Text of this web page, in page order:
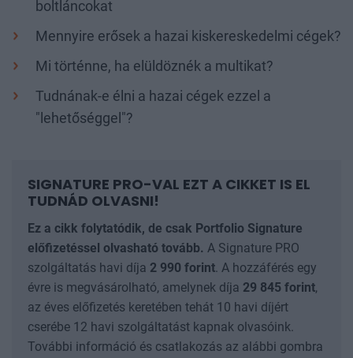
boltláncokat
Mennyire erősek a hazai kiskereskedelmi cégek?
Mi történne, ha elüldöznék a multikat?
Tudnának-e élni a hazai cégek ezzel a
"lehetőséggel"?
SIGNATURE PRO-VAL EZT A CIKKET IS EL
TUDNÁD OLVASNI!
Ez a cikk folytatódik, de csak Portfolio Signature
előfizetéssel olvasható tovább. A Signature PRO
szolgáltatás havi díja 2 990 forint. A hozzáférés egy
évre is megvásárolható, amelynek díja 29 845 forint,
az éves előfizetés keretében tehát 10 havi díjért
cserébe 12 havi szolgáltatást kapnak olvasóink.
További információ és csatlakozás az alábbi gombra